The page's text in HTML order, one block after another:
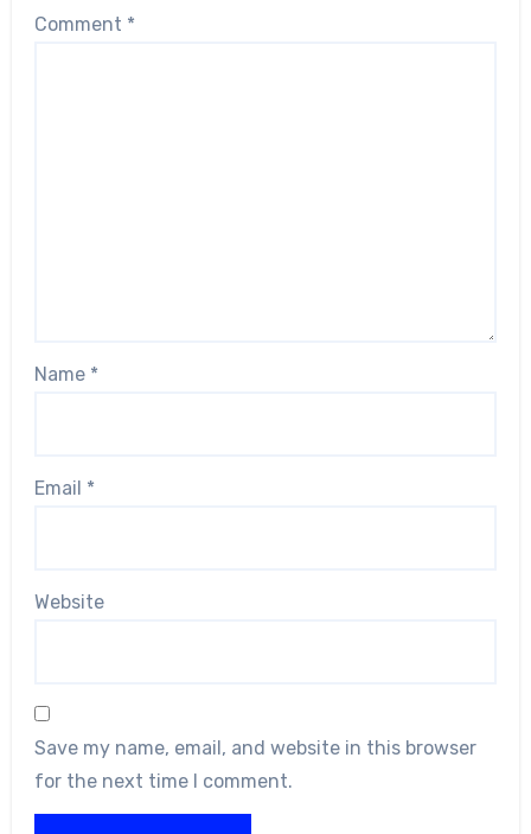
Comment *
Name *
Email *
Website
Save my name, email, and website in this browser
for the next time I comment.